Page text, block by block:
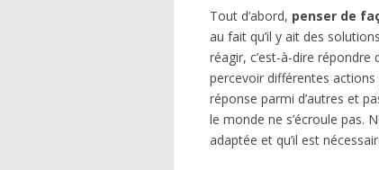
Tout d’abord, penser de
au fait qu’il y ait des
réagir, c’est-à-dire
percevoir différentes
réponse parmi d’autres et
le monde ne s’écroule pas.
adaptée et qu’il est